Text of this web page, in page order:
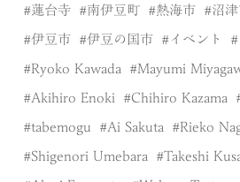
蓮台寺 南伊豆町 熱海市 沼
伊豆市 伊豆の国市 イベント
Ryoko Kawada Mayumi
Akihiro Enoki Chihiro Kazama
tabemogu Ai Sakuta Rieko
Shigenori Umebara Takeshi